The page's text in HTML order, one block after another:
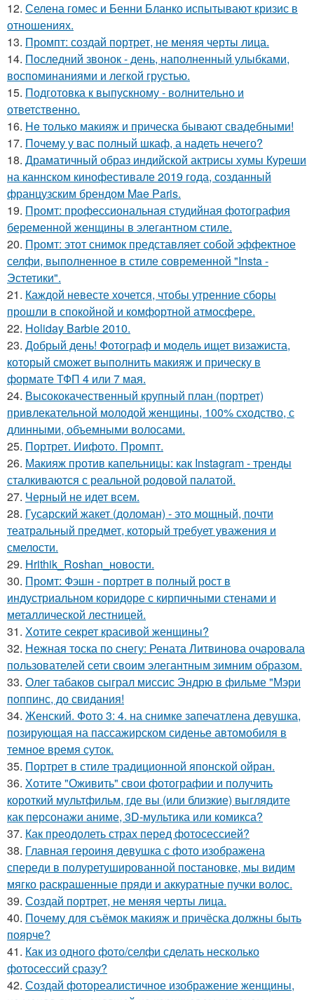
12. Селена гомес и Бенни Бланко испытывают кризис в
отношениях.
13. Промпт: создай портрет, не меняя черты лица.
14. Последний звонок - день, наполненный улыбками,
воспоминаниями и легкой грустью.
15. Подготовка к выпускному - волнительно и
ответственно.
16. He только макияж и прическа бывают свадебными!
17. Почему у вас полный шкаф, а надеть нечего?
18. Драматичный образ индийской актрисы хумы Куреши
на каннском кинофестивале 2019 года, созданный
французским брендом Mae Paris.
19. Промт: профессиональная студийная фотография
беременной женщины в элегантном стиле.
20. Промт: этот снимок представляет собой эффектное
селфи, выполненное в стиле современной "Insta -
Эстетики".
21. Каждой невесте хочется, чтобы утренние сборы
прошли в спокойной и комфортной атмосфере.
22. Holiday Barbie 2010.
23. Добрый день! Фотограф и модель ищет визажиста,
который сможет выполнить макияж и прическу в
формате ТФП 4 или 7 мая.
24. Высококачественный крупный план (портрет)
привлекательной молодой женщины, 100% сходство, с
длинными, объемными волосами.
25. Портрет. Иифото. Промпт.
26. Макияж против капельницы: как Instagram - тренды
сталкиваются с реальной родовой палатой.
27. Черный не идет всем.
28. Гусарский жакет (доломан) - это мощный, почти
театральный предмет, который требует уважения и
смелости.
29. Hrithik_Roshan_новости.
30. Промт: Фэшн - портрет в полный рост в
индустриальном коридоре с кирпичными стенами и
металлической лестницей.
31. Хотите секрет красивой женщины?
32. Нежная тоска по снегу: Рената Литвинова очаровала
пользователей сети своим элегантным зимним образом.
33. Олег табаков сыграл миссис Эндрю в фильме "Мэри
поппинс, до свидания!
34. Женский. Фото 3: 4. на снимке запечатлена девушка,
позирующая на пассажирском сиденье автомобиля в
темное время суток.
35. Портрет в стиле традиционной японской ойран.
36. Хотите "Оживить" свои фотографии и получить
короткий мультфильм, где вы (или близкие) выглядите
как персонажи аниме, 3D-мультика или комикса?
37. Как преодолеть страх перед фотосессией?
38. Главная героиня девушка с фото изображена
спереди в полуретушированной постановке, мы видим
мягко раскрашенные пряди и аккуратные пучки волос.
39. Создай портрет, не меняя черты лица.
40. Почему для съёмок макияж и причёска должны быть
поярче?
41. Как из одного фото/селфи сделать несколько
фотосессий сразу?
42. Создай фотореалистичное изображение женщины,